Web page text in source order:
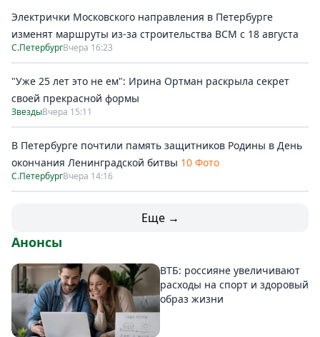
Электрички Московского направления в Петербурге
изменят маршруты из-за строительства ВСМ с 18 августа
С.ПетербургВчера 16:23
"Уже 25 лет это не ем": Ирина Ортман раскрыла секрет
своей прекрасной формы
ЗвездыВчера 15:11
В Петербурге почтили память защитников Родины в День
окончания Ленинградской битвы 10 Фото
С.ПетербургВчера 14:16
Еще →
Анонсы
ВТБ: россияне увеличивают
расходы на спорт и здоровый
образ жизни